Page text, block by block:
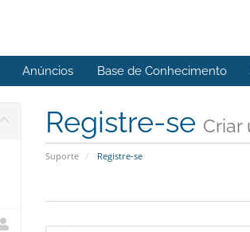
Anúncios Base de Conhecimento
Registre-se Criar
Suporte Registre-se